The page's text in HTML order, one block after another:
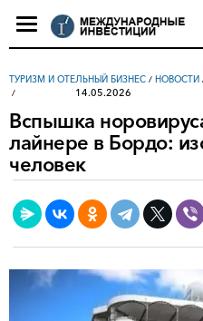
ТУРИЗМ И ОТЕЛЬНЫЙ БИЗНЕС / НОВОСТИ
14.05.2026
Вспышка
лайнере в Бордо:
человек